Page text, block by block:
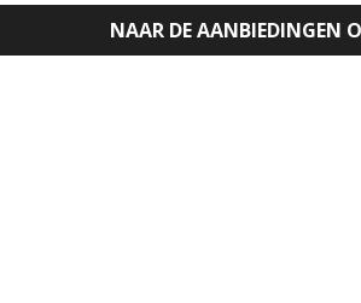
NAAR DE AANBIEDINGEN